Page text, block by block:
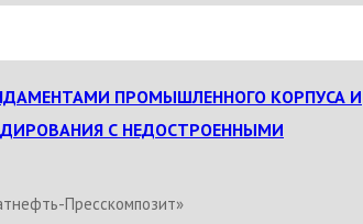
ПРОМЫШЛЕННОГО КОРПУСА И
С НЕДОСТРОЕННЫМИ
Пресскомпозит»